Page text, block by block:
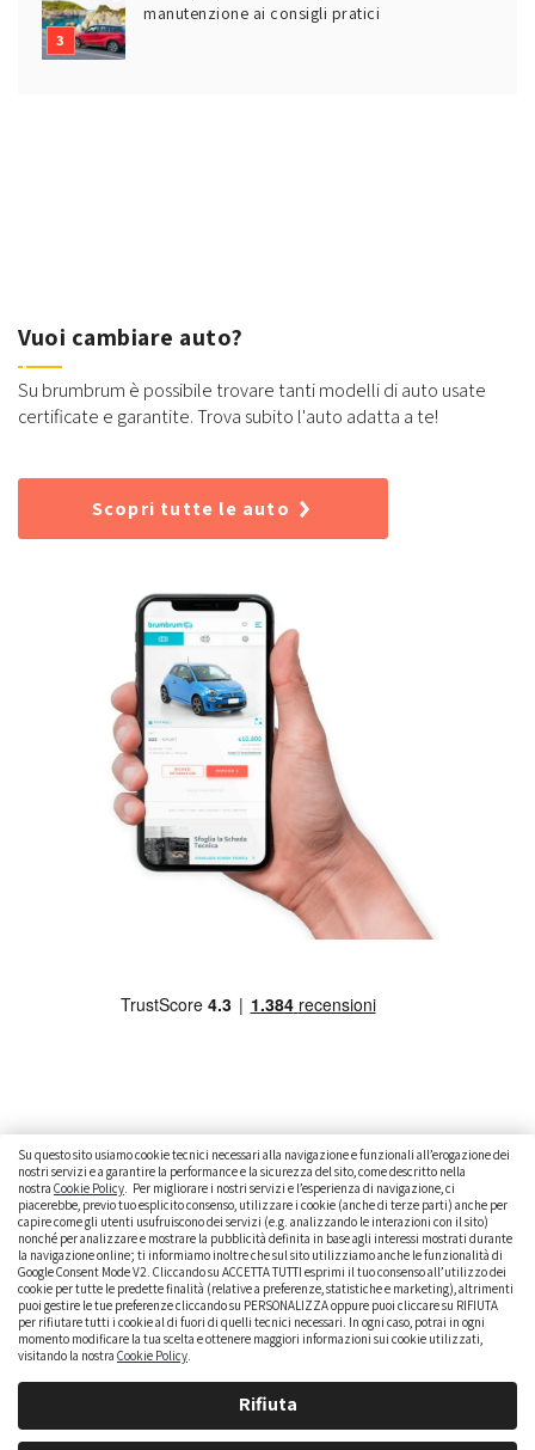
Su questo sito usiamo cookie tecnici necessari alla navigazione e funzionali all’erogazione dei
nostri servizi e a garantire la performance e la sicurezza del sito, come descritto nella
nostra Cookie Policy. Per migliorare i nostri servizi e l’esperienza di navigazione, ci
piacerebbe, previo tuo esplicito consenso, utilizzare i cookie (anche di terze parti) anche per
capire come gli utenti usufruiscono dei servizi (e.g. analizzando le interazioni con il sito)
nonché per analizzare e mostrare la pubblicità definita in base agli interessi mostrati durante
la navigazione online; ti informiamo inoltre che sul sito utilizziamo anche le funzionalità di
Google Consent Mode V2. Cliccando su ACCETTA TUTTI esprimi il tuo consenso all’utilizzo dei
cookie per tutte le predette finalità (relative a preferenze, statistiche e marketing), altrimenti
puoi gestire le tue preferenze cliccando su PERSONALIZZA oppure puoi cliccare su RIFIUTA
per rifiutare tutti i cookie al di fuori di quelli tecnici necessari. In ogni caso, potrai in ogni
momento modificare la tua scelta e ottenere maggiori informazioni sui cookie utilizzati,
visitando la nostra Cookie Policy.
Rifiuta
manutenzione ai consigli pratici
Vuoi cambiare auto?
Su brumbrum è possibile trovare tanti modelli di auto usate
certificate e garantite. Trova subito l'auto adatta a te!
Scopri tutte le auto
CAMBIARE AUTO
GUIDA ALL’ACQUISTO
GUIDE PRATICHE
CURIOSITÀ
DATI ALLA MANO
DICE LA LEGGE
PARLIAMO DI NOI